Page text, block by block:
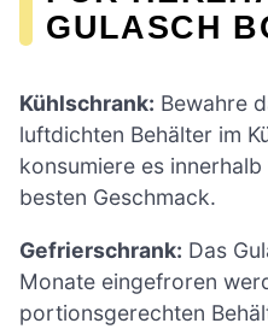
GULASCH
Kühlschrank: Bewahre
luftdichten Behälter im
konsumiere es
besten Geschmack.
Gefrierschrank: Das
Monate eingefroren
portionsgerechten